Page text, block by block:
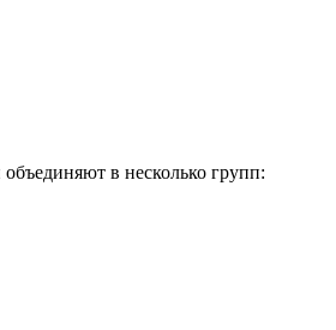
в несколько групп: